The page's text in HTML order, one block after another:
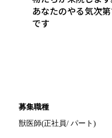
あなたのやる気次
です
募集職種
獣医師(正社員/ パート)